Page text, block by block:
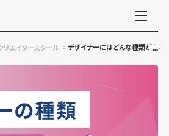
リエイタースクール デザイナーにはどんな種類がある